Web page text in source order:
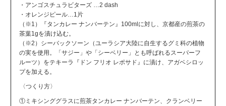
・アンゴスチュラビターズ …2 dash
・オレンジピール…1片
（※1）『タンカレー ナンバーテン』100mlに対し、京都産の煎茶の
茶葉1gを漬け込む。
（※2）シーバックソーン（ユーラシア大陸に自生するグミ科の植物
の実を使用。「サジー」や「シーベリー」とも呼ばれるスーパーフ
ルーツ）をテキーラ『ドン フリオ レポサド』に漬け、アガベシロッ
プを加える。
〈つくり方〉
①ミキシンググラスに煎茶タンカレー ナンバーテン、クランベリー